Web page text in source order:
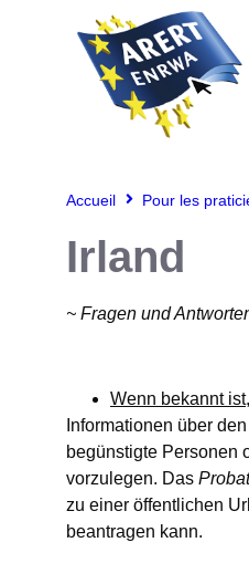
Accueil Pour les
Irland
~ Fragen und
Wenn bekannt
Informationen über
begünstigte Personen
vorzulegen. Das
zu einer öffentlichen
beantragen kann.